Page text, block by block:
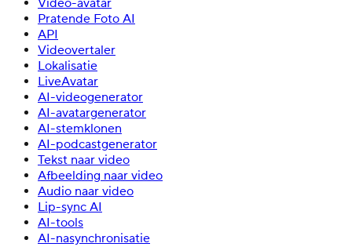
Pratende Foto AI
API
Videovertaler
Lokalisatie
LiveAvatar
AI-videogenerator
AI-avatargenerator
AI-stemklonen
AI-podcastgenerator
Tekst naar video
Afbeelding naar video
Audio naar video
Lip-sync AI
AI-tools
AI-nasynchronisatie